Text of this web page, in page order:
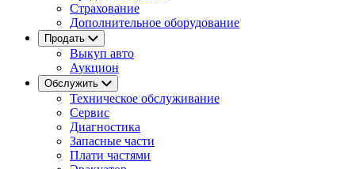
Страхование
Дополнительное оборудование
Продать
Выкуп авто
Аукцион
Обслужить
Техническое обслуживание
Сервис
Диагностика
Запасные части
Плати частями